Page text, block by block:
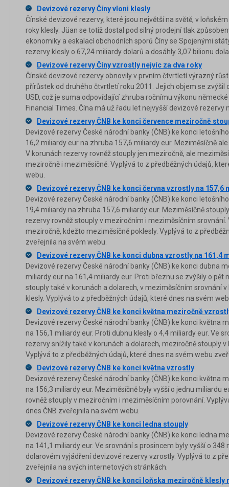
Devizové rezervy Číny vloni klesly
Čínské devizové rezervy, které jsou největší na světě, v
roky klesly. Jüan se totiž dostal pod silný prodejní tlak
ekonomiky a eskalací obchodních sporů Číny se Spojenými
rezervy klesly o 67,24 miliardy dolarů a dosáhly 3,07 bilionu
Devizové rezervy Číny vzrostly nejvíc za dva roky
Čínské devizové rezervy obnovily v prvním čtvrtletí výrazný
přírůstek od druhého čtvrtletí roku 2011. Jejich objem se zvýšil
USD, což je suma odpovídající zhruba ročnímu výkonu
Financial Times. Čína má už řadu let nejvyšší devizové rezervy
Devizové rezervy ČNB ke konci července meziročně
Devizové rezervy České národní banky (ČNB) ke konci
16,2 miliardy eur na zhruba 157,6 miliardy eur. Meziměsíčně
V korunách rezervy rovněž stouply jen meziročně, ale
meziročně i meziměsíčně. Vyplývá to z předběžných údajů,
webu.
Devizové rezervy ČNB ke konci června vzrostly na 157,6
Devizové rezervy České národní banky (ČNB) ke konci
19,4 miliardy na zhruba 157,6 miliardy eur. Meziměsíčně
rezervy rovněž stouply v meziročním i meziměsíčním srovnání.
meziročně, kdežto meziměsíčně poklesly. Vyplývá to z
zveřejnila na svém webu.
Devizové rezervy ČNB ke konci dubna vzrostly na 161,4
Devizové rezervy České národní banky (ČNB) ke konci dubna
miliardy eur na 161,4 miliardy eur. Proti březnu se zvýšily o pět
stouply také v korunách a dolarech, v meziměsíčním srovnání
klesly. Vyplývá to z předběžných údajů, které dnes na svém
Devizové rezervy ČNB ke konci května meziročně
Devizové rezervy České národní banky (ČNB) ke konci května
na 156,1 miliardy eur. Proti dubnu klesly o 4,4 miliardy eur. Ve
rezervy snížily také v korunách a dolarech, meziročně stouply v
Vyplývá to z předběžných údajů, které dnes na svém webu
Devizové rezervy ČNB ke konci května vzrostly
Devizové rezervy České národní banky (ČNB) ke konci května
na 156,3 miliardy eur. Meziměsíčně byly vyšší o jednu miliardu
rovněž stouply v meziročním i meziměsíčním porovnání.
dnes ČNB zveřejnila na svém webu.
Devizové rezervy ČNB ke konci ledna stouply
Devizové rezervy České národní banky (ČNB) ke konci ledna
na 141,1 miliardy eur. Ve srovnání s prosincem byly vyšší o 348
dolarovém vyjádření devizové rezervy vzrostly. Vyplývá to z
zveřejnila na svých internetových stránkách.
Devizové rezervy ČNB ke konci loňska meziročně klesly